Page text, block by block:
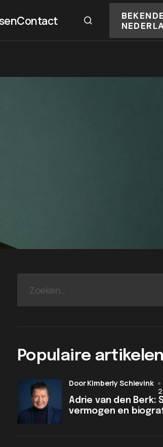
Contact
BEKENDE
Populaire artikelen
Adrie van den Berk:
vermogen en
door Kimberly Schievink